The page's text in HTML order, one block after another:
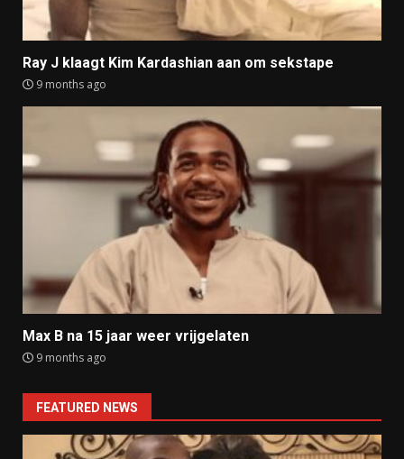
Ray J klaagt Kim Kardashian aan om sekstape
9 months ago
Max B na 15 jaar weer vrijgelaten
9 months ago
FEATURED NEWS